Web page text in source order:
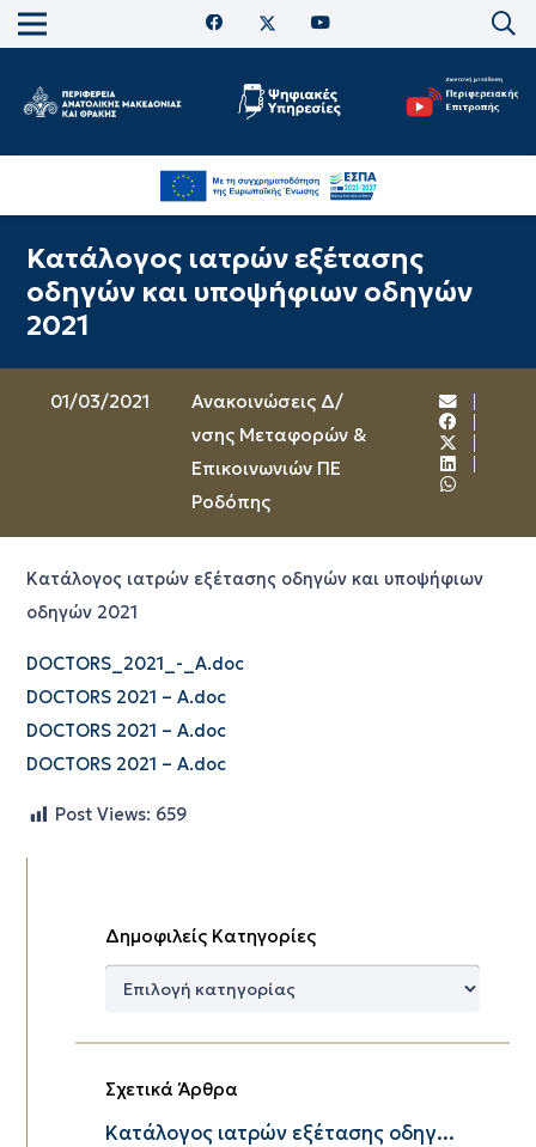
Κατάλογος ιατρών εξέτασης
οδηγών και υποψήφιων οδηγών
2021
01/03/2021
Ανακοινώσεις Δ/
νσης Μεταφορών &
Επικοινωνιών ΠΕ
Ροδόπης
Κατάλογος ιατρών εξέτασης οδηγών και υποψήφιων
οδηγών 2021
DOCTORS_2021_-_Α.doc
DOCTORS 2021 – Α.doc
DOCTORS 2021 – Α.doc
DOCTORS 2021 – Α.doc
Post Views: 659
Δημοφιλείς Κατηγορίες
Δημοφιλείς
Σχετικά Άρθρα
Κατάλογος ιατρών εξέτασης οδηγ...